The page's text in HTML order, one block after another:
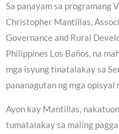
Sa panayam sa programang
Christopher Mantillas,
Governance and Rural
Philippines Los Baños, na
mga isyung tinatalakay sa
pananagutan ng mga opisyal
Ayon kay Mantillas,
tumatalakay sa maling